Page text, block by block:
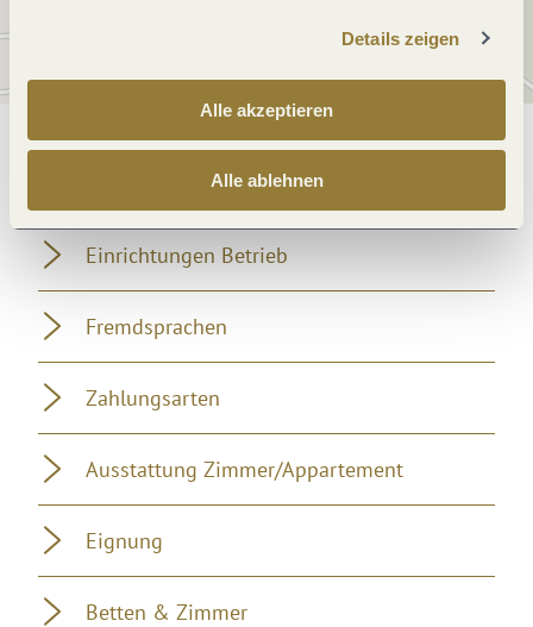
Details zeigen
Alle akzeptieren
Alle ablehnen
Allgemeine Informationen
Einrichtungen Betrieb
Fremdsprachen
Zahlungsarten
Ausstattung Zimmer/Appartement
Eignung
Betten & Zimmer